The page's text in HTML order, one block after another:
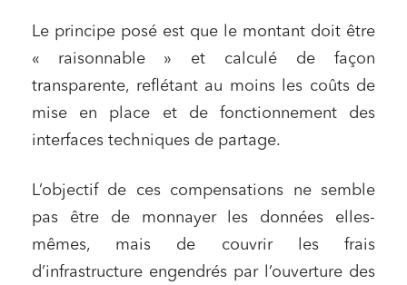
Le principe posé est que le montant doit être
« raisonnable » et calculé de façon
transparente, reflétant au moins les coûts de
mise en place et de fonctionnement des
interfaces techniques de partage.
L’objectif de ces compensations ne semble
pas être de monnayer les données elles-
mêmes, mais de couvrir les frais
d’infrastructure engendrés par l’ouverture des